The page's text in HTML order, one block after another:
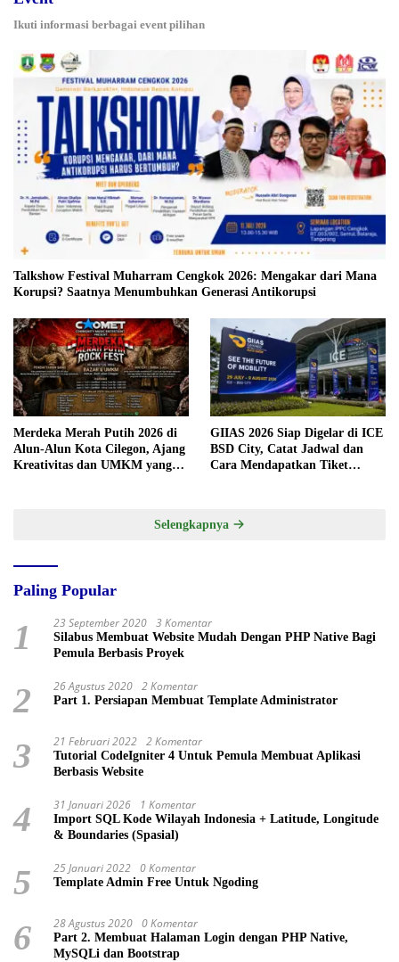
Ikuti informasi berbagai event pilihan
Talkshow Festival Muharram Cengkok 2026: Mengakar dari Mana
Korupsi? Saatnya Menumbuhkan Generasi Antikorupsi
Merdeka Merah Putih 2026 di
Alun-Alun Kota Cilegon, Ajang
Kreativitas dan UMKM yang
GIIAS 2026 Siap Digelar di ICE
BSD City, Catat Jadwal dan
Cara Mendapatkan Tiket
Selengkapnya
Paling Popular
1 23 September 2020 3 Komentar
Silabus Membuat Website Mudah Dengan PHP Native Bagi
Pemula Berbasis Proyek
2 26 Agustus 2020 2 Komentar
Part 1. Persiapan Membuat Template Administrator
3 21 Februari 2022 2 Komentar
Tutorial CodeIgniter 4 Untuk Pemula Membuat Aplikasi
Berbasis Website
4 31 Januari 2026 1 Komentar
Import SQL Kode Wilayah Indonesia + Latitude, Longitude
& Boundaries (Spasial)
5 25 Januari 2022 0 Komentar
Template Admin Free Untuk Ngoding
6 28 Agustus 2020 0 Komentar
Part 2. Membuat Halaman Login dengan PHP Native,
MySQLi dan Bootstrap